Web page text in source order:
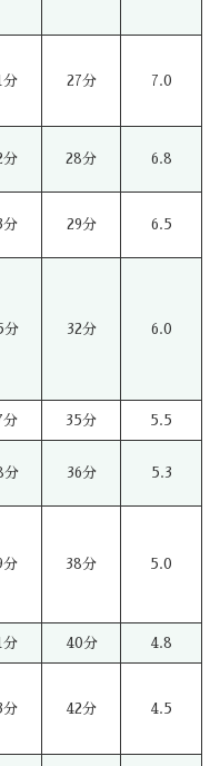
分 27分 7.0
分 28分 6.8
分 29分 6.5
分 32分 6.0
分 35分 5.5
分 36分 5.3
分 38分 5.0
分 40分 4.8
分 42分 4.5